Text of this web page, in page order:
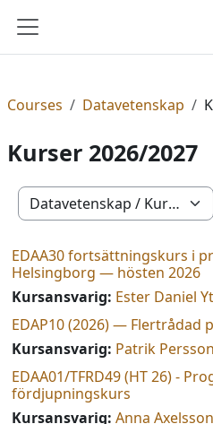
Side panel
Courses Datavetenskap
Kurser 2026/2027
Course categories
EDAA30 fortsättningskurs i
Helsingborg — hösten 2026
Kursansvarig: Ester Daniel
EDAP10 (2026) — Flertrådad
Kursansvarig: Patrik Persson
EDAA01/TFRD49 (HT 26) -
fördjupningskurs
Kursansvarig: Anna Axelsson